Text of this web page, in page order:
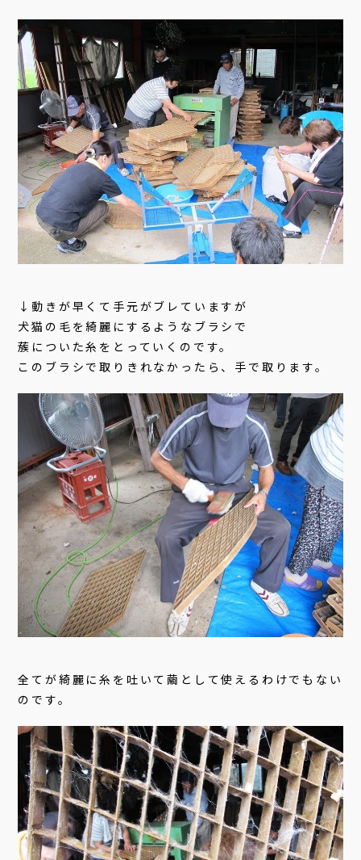
↓動きが早くて手元がブレていますが
犬猫の毛を綺麗にするようなブラシで
蔟についた糸をとっていくのです。
このブラシで取りきれなかったら、手で取ります。
全てが綺麗に糸を吐いて繭として使えるわけでもない
のです。